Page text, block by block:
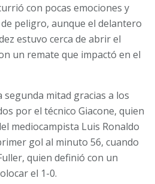
con pocas emociones y
peligro, aunque el delantero
estuvo cerca de abrir el
un remate que impactó en el
mitad gracias a los
por el técnico Giacone, quien
mediocampista Luis Ronaldo
gol al minuto 56, cuando
quien definió con un
el 1-0.